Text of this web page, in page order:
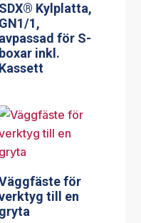
SDX® Kylplatta,
GN1/1,
avpassad för S-
boxar inkl.
Kassett
för
till en
gryta